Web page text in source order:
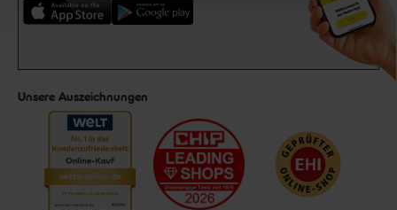
Unsere Auszeichnungen